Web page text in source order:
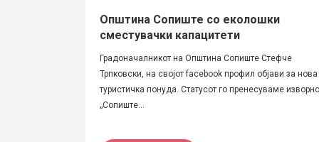
Општина Сопиште со еколошки
сместувачки капацитети
Градоначалникот на Општина Сопиште Стефче
Трпковски, на својот facebook профил објави за нова
туристичка понуда. Статусот го пренесуваме
„Сопиште...